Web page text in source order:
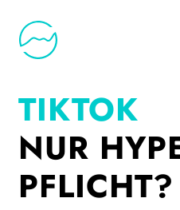
TIKTOK
NUR
PFLICHT?